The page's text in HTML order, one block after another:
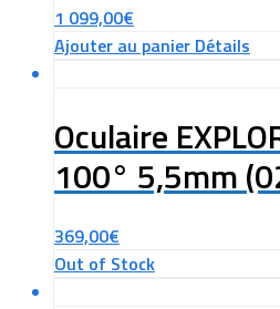
1 099,00€
Ajouter au panier Détails
Oculaire
100° 5,5mm
369,00€
Out of Stock